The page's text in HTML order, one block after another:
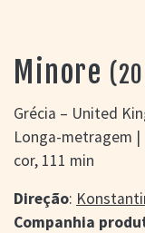
CINEMA
> BUSCA
> LISTA DE
>
>
>
Minore
Grécia – United
Longa-metragem |
cor, 111 min
Direção:
Companhia